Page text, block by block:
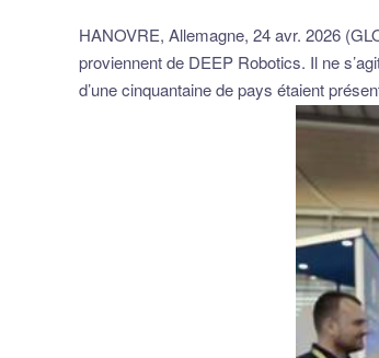
HANOVRE, Allemagne, 24 avr. 2026
proviennent de DEEP Robotics. Il ne
d’une cinquantaine de pays étaient